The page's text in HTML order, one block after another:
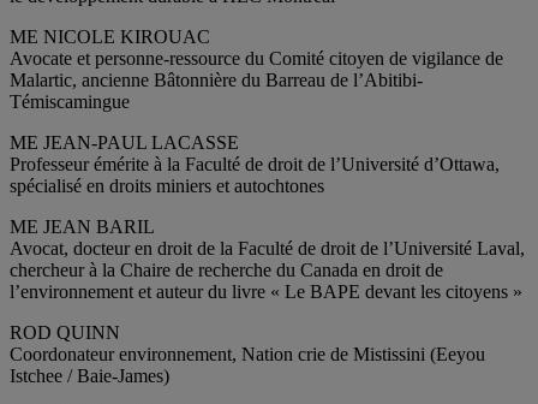
ME NICOLE KIROUAC
Avocate et personne-ressource du Comité citoyen de vigilance de
Malartic, ancienne Bâtonnière du Barreau de l’Abitibi-
Témiscamingue
ME JEAN-PAUL LACASSE
Professeur émérite à la Faculté de droit de l’Université d’Ottawa,
spécialisé en droits miniers et autochtones
ME JEAN BARIL
Avocat, docteur en droit de la Faculté de droit de l’Université Laval,
chercheur à la Chaire de recherche du Canada en droit de
l’environnement et auteur du livre « Le BAPE devant les citoyens »
ROD QUINN
Coordonateur environnement, Nation crie de Mistissini (Eeyou
Istchee / Baie-James)